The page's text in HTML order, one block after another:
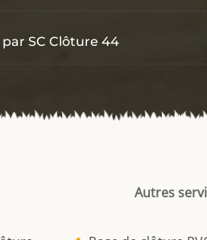
SC Clôture 44
Autres